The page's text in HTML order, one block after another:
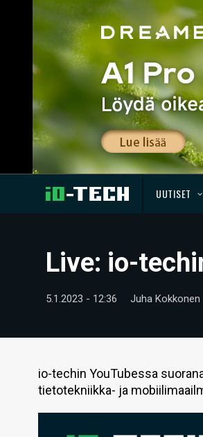
UUTISET
Live: io-
5.1.2023 - 12:36 Juha Kokkonen
io-techin YouTubessa
tietotekniikka- ja